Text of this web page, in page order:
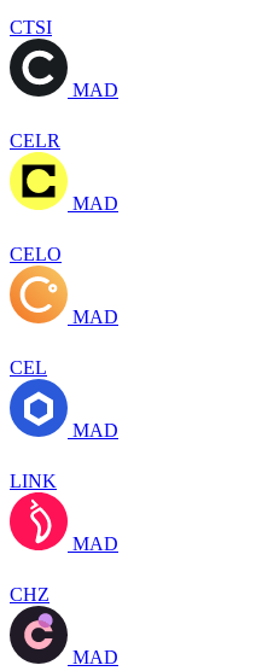
CTSI
MAD
CELR
MAD
CELO
MAD
CEL
MAD
LINK
MAD
CHZ
MAD